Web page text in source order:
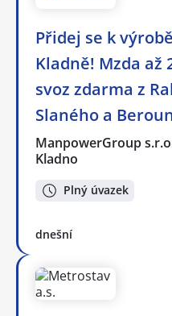
Přidej se k
Kladně! Mzda až
svoz zdarma z
Slaného a
ManpowerGroup
Kladno
Plný úvazek
dnešní